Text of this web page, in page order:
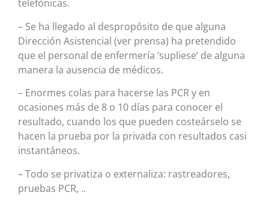
telefónicas.
– Se ha llegado al despropósito de que alguna
Dirección Asistencial (ver prensa) ha pretendido
que el personal de enfermería ‘supliese’ de alguna
manera la ausencia de médicos.
– Enormes colas para hacerse las PCR y en
ocasiones más de 8 o 10 días para conocer el
resultado, cuando los que pueden costeárselo se
hacen la prueba por la privada con resultados casi
instantáneos.
– Todo se privatiza o externaliza: rastreadores,
pruebas PCR, ..